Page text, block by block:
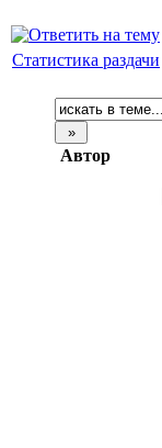
Статистика раздачи
Автор